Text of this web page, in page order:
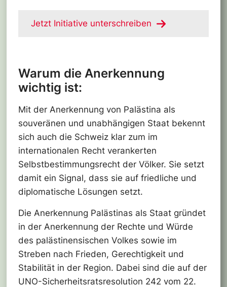
Jetzt Initiative unterschreiben
Warum die Anerkennung
wichtig ist:
Mit der Anerkennung von Palästina als
souveränen und unabhängigen Staat bekennt
sich auch die Schweiz klar zum im
internationalen Recht verankerten
Selbstbestimmungsrecht der Völker. Sie setzt
damit ein Signal, dass sie auf friedliche und
diplomatische Lösungen setzt.
Die Anerkennung Palästinas als Staat gründet
in der Anerkennung der Rechte und Würde
des palästinensischen Volkes sowie im
Streben nach Frieden, Gerechtigkeit und
Stabilität in der Region. Dabei sind die auf der
UNO-Sicherheitsratsresolution 242 vom 22.